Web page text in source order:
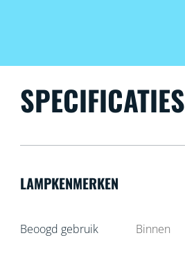
SPECIFICATIES
LAMPKENMERKEN
Beoogd gebruik Binnen